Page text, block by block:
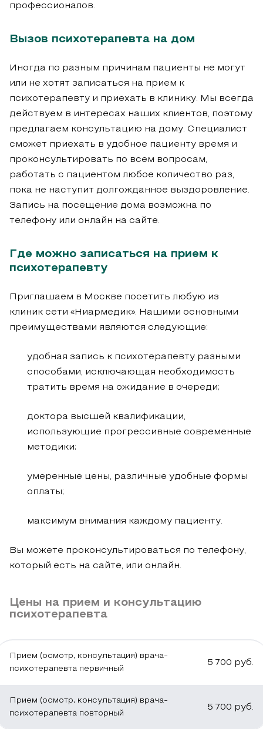
профессионалов.
Вызов психотерапевта на дом
Иногда по разным причинам пациенты не могут
или не хотят записаться на прием к
психотерапевту и приехать в клинику. Мы всегда
действуем в интересах наших клиентов, поэтому
предлагаем консультацию на дому. Специалист
сможет приехать в удобное пациенту время и
проконсультировать по всем вопросам,
работать с пациентом любое количество раз,
пока не наступит долгожданное выздоровление.
Запись на посещение дома возможна по
телефону или онлайн на сайте.
Где можно записаться на прием к
психотерапевту
Приглашаем в Москве посетить любую из
клиник сети «Ниармедик». Нашими основными
преимуществами являются следующие:
удобная запись к психотерапевту разными
способами, исключающая необходимость
тратить время на ожидание в очереди;
доктора высшей квалификации,
использующие прогрессивные современные
методики;
умеренные цены, различные удобные формы
оплаты;
максимум внимания каждому пациенту.
Вы можете проконсультироваться по телефону,
который есть на сайте, или онлайн.
Цены на прием и консультацию
психотерапевта
Прием (осмотр, консультация) врача-
психотерапевта первичный
5 700 руб.
Прием (осмотр, консультация) врача-
психотерапевта повторный
5 700 руб.